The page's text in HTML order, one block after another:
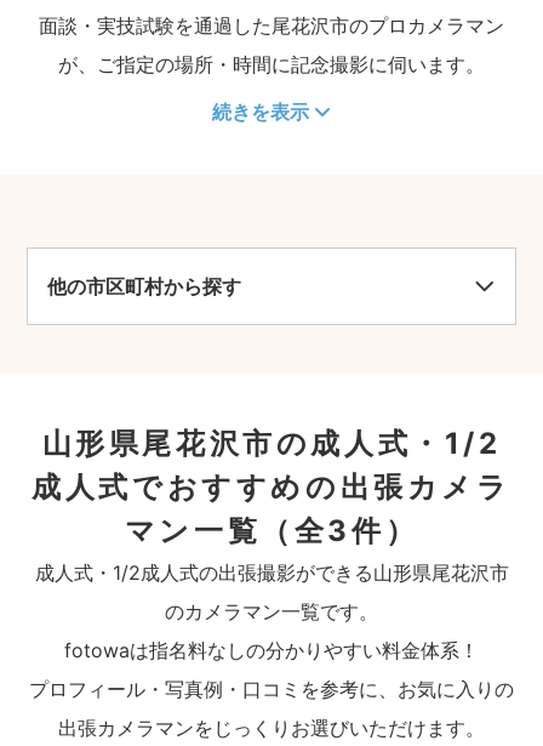
面談・実技試験を通過した尾花沢市のプロカメラマン
が、ご指定の場所・時間に記念撮影に伺います。
続きを表示
他の市区町村から探す
山形県尾花沢市の成人式・1/2
成人式でおすすめの出張カメラ
マン一覧
（全3件）
成人式・1/2成人式の出張撮影ができる山形県尾花沢市
のカメラマン一覧です。
fotowaは指名料なしの分かりやすい料金体系！
プロフィール・写真例・口コミを参考に、お気に入りの
出張カメラマンをじっくりお選びいただけます。